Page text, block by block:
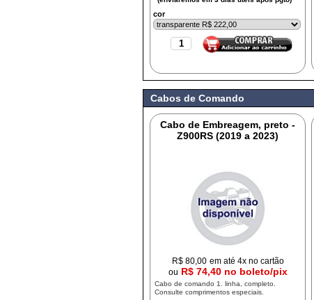
cor
Cabos de Comando
Cabo de Embreagem, preto -
Z900RS (2019 a 2023)
R$ 80,00 em até 4x no cartão
ou R$ 74,40 no boleto/pix
Cabo de comando 1. linha, completo.
Consulte comprimentos especiais.